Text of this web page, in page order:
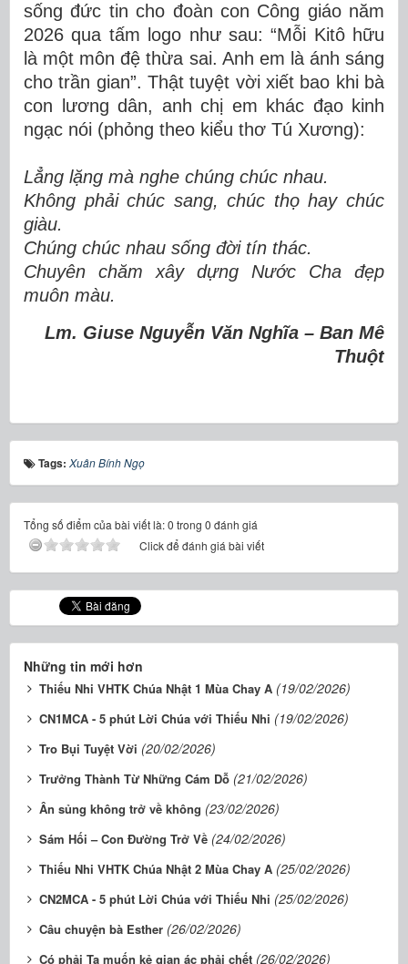
sống đức tin cho đoàn con Công giáo năm
2026 qua tấm logo như sau: “Mỗi Kitô hữu
là một môn đệ thừa sai. Anh em là ánh sáng
cho trần gian”. Thật tuyệt vời xiết bao khi bà
con lương dân, anh chị em khác đạo kinh
ngạc nói (phỏng theo kiểu thơ Tú Xương):
Lẳng lặng mà nghe chúng chúc nhau.
Không phải chúc sang, chúc thọ hay chúc
giàu.
Chúng chúc nhau sống đời tín thác.
Chuyên chăm xây dựng Nước Cha đẹp
muôn màu.
Lm. Giuse Nguyễn Văn Nghĩa – Ban Mê
Thuột
Tags: Xuân Bính Ngọ
Tổng số điểm của bài viết là: 0 trong 0 đánh giá
Click để đánh giá bài viết
Những tin mới hơn
​​​​​​​Thiếu Nhi VHTK Chúa Nhật 1 Mùa Chay A (19/02/2026)
CN1MCA - 5 phút Lời Chúa với Thiếu Nhi (19/02/2026)
Tro Bụi Tuyệt Vời (20/02/2026)
Trưởng Thành Từ Những Cám Dỗ (21/02/2026)
Ân sủng không trở về không (23/02/2026)
Sám Hối – Con Đường Trở Về (24/02/2026)
Thiếu Nhi VHTK Chúa Nhật 2 Mùa Chay A (25/02/2026)
CN2MCA - 5 phút Lời Chúa với Thiếu Nhi (25/02/2026)
Câu chuyện bà Esther (26/02/2026)
Có phải Ta muốn kẻ gian ác phải chết (26/02/2026)